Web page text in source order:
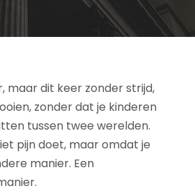
maar dit keer zonder strijd,
zonder dat je kinderen
tussen twee werelden.
pijn doet, maar omdat je
manier. Een